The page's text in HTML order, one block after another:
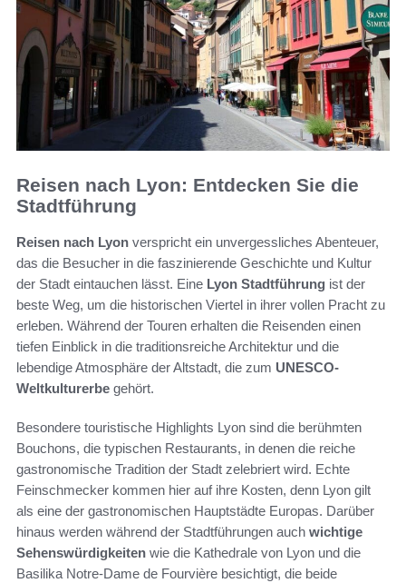
Reisen nach Lyon: Entdecken Sie die
Stadtführung
Reisen nach Lyon verspricht ein unvergessliches Abenteuer,
das die Besucher in die faszinierende Geschichte und Kultur
der Stadt eintauchen lässt. Eine Lyon Stadtführung ist der
beste Weg, um die historischen Viertel in ihrer vollen Pracht zu
erleben. Während der Touren erhalten die Reisenden einen
tiefen Einblick in die traditionsreiche Architektur und die
lebendige Atmosphäre der Altstadt, die zum UNESCO-
Weltkulturerbe gehört.
Besondere touristische Highlights Lyon sind die berühmten
Bouchons, die typischen Restaurants, in denen die reiche
gastronomische Tradition der Stadt zelebriert wird. Echte
Feinschmecker kommen hier auf ihre Kosten, denn Lyon gilt
als eine der gastronomischen Hauptstädte Europas. Darüber
hinaus werden während der Stadtführungen auch wichtige
Sehenswürdigkeiten wie die Kathedrale von Lyon und die
Basilika Notre-Dame de Fourvière besichtigt, die beide